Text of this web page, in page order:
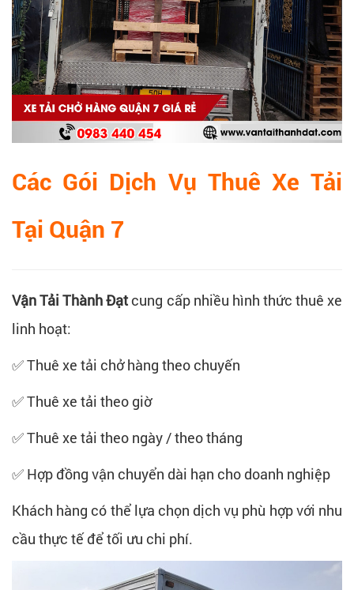
Các Gói Dịch Vụ Thuê Xe Tải
Tại Quận 7
Vận Tải Thành Đạtcung cấp nhiều hình thức thuê xe
linh hoạt:
✅ Thuê xe tải chở hàng theo chuyến
✅ Thuê xe tải theo giờ
✅ Thuê xe tải theo ngày / theo tháng
✅ Hợp đồng vận chuyển dài hạn cho doanh nghiệp
Khách hàng có thể lựa chọn dịch vụ phù hợp với nhu
cầu thực tế để tối ưu chi phí.